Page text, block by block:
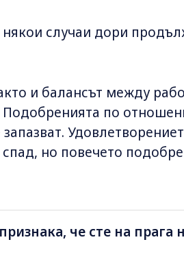
някои случаи дори
и балансът между
по
но повечето
че сте на прага